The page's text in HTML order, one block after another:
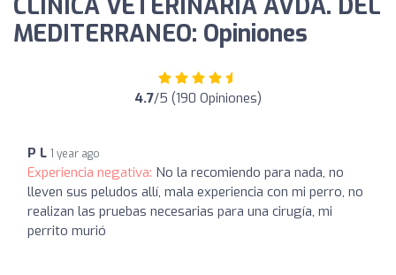
CLINICA VETERINARIA AVDA. DEL
MEDITERRANEO: Opiniones
4.7/5 (190 Opiniones)
P L 1 year ago
Experiencia negativa: No la recomiendo para nada, no
lleven sus peludos allí, mala experiencia con mi perro, no
realizan las pruebas necesarias para una cirugía, mi
perrito murió